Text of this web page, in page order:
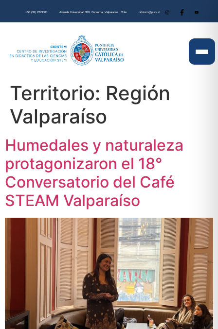
+56 (32) 2273000 Avenida Universidad 330, Curauma, Valparaíso , Chile cidstem@pucv.cl
Territorio: Región
Valparaíso
Humedales y naturaleza
protagonizaron el 18°
Conversatorio del Café
STEAM Valparaíso